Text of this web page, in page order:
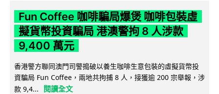
Fun Coffee 咖啡騙局爆煲 咖啡包裝虛
擬貨幣投資騙局 港澳警拘 8 人涉款
9,400 萬元
香港警方聯同澳門司警搗破以養生咖啡生意包裝的虛擬貨幣投
資騙局 Fun Coffee，兩地共拘捕 8 人，接獲逾 200 宗舉報，涉
款 9,4...
閱讀全文